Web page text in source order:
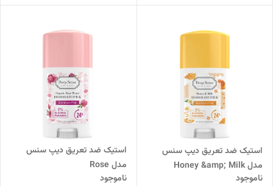
استیک ضد تعریق دیپ سنس
مدل Honey &amp; Milk
ناموجود
استیک ضد تعریق دیپ سنس
مدل Rose
ناموجود